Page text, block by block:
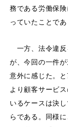
務である労働保
っていたことで
一方、法令違反
が、今回の一件
意外に感じた。
より顧客サービ
いるケースは決
らである。同様